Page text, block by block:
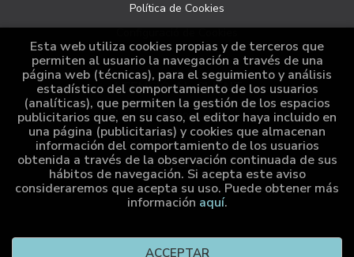
Política de Cookies
ATENCIÓ AL CLIENT
Qui som
Comandes especials
Distribució
Cumio Editora . Tots els Drets Reservats |
Esta web utiliza cookies propias y de terceros que
permiten al usuario la navegación a través de una
página web (técnicas), para el seguimiento y análisis
estadístico del comportamiento de los usuarios
(analíticas), que permiten la gestión de los espacios
publicitarios que, en su caso, el editor haya incluido en
una página (publicitarias) y cookies que almacenan
información del comportamiento de los usuarios
obtenida a través de la observación continuada de sus
hábitos de navegación. Si acepta este aviso
consideraremos que acepta su uso. Puede obtener más
información aquí.
ACCEPTAR